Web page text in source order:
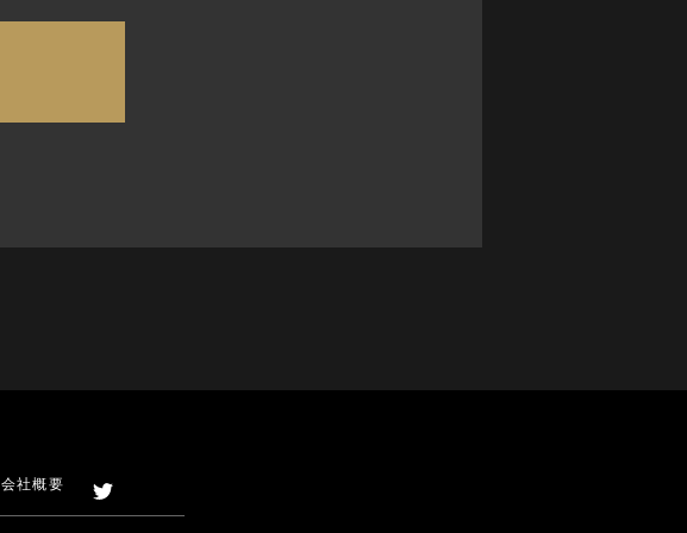
会社概要